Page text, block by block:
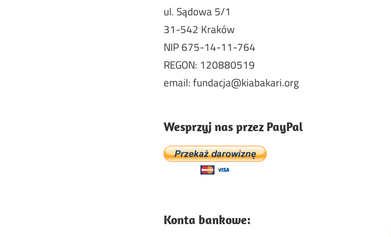
ul. Sądowa 5/1
31-542 Kraków
NIP 675-14-11-764
REGON: 120880519
email: fundacja@kiabakari.org
Wesprzyj nas przez PayPal
Konta bankowe: